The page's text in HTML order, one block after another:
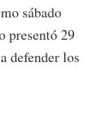
sábado
presentó 29
defender los